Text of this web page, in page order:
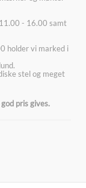
- 16.00 samt
holder vi marked i
stel og meget
pris gives.